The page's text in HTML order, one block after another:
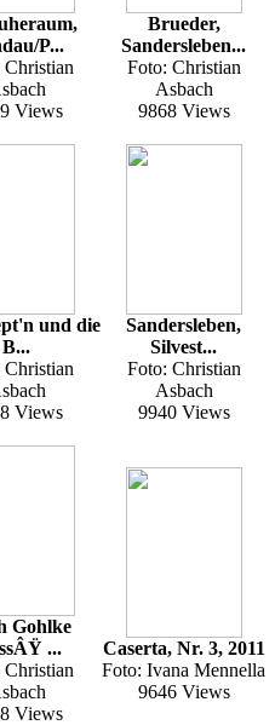
P...
Christian
Views
Brueder,
Sandersleben...
Foto: Christian
Asbach
9868 Views
und die
B...
Christian
Views
Sandersleben,
Silvest...
Foto: Christian
Asbach
9940 Views
Gohlke
...
Christian
Views
Caserta, Nr. 3, 2011
Foto: Ivana Mennella
9646 Views